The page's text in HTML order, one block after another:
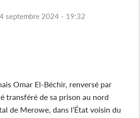
septembre 2024 - 19:32
Omar El-Béchir, renversé par
transféré de sa prison au nord
de Merowe, dans l’État voisin du